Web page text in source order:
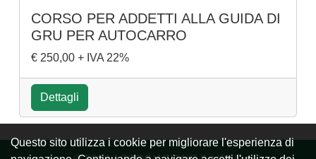
CORSO PER ADDETTI ALLA GUIDA DI
GRU PER AUTOCARRO
€ 250,00 + IVA 22%
Dettagli
Questo sito utilizza i cookie per migliorare l'esperienza di